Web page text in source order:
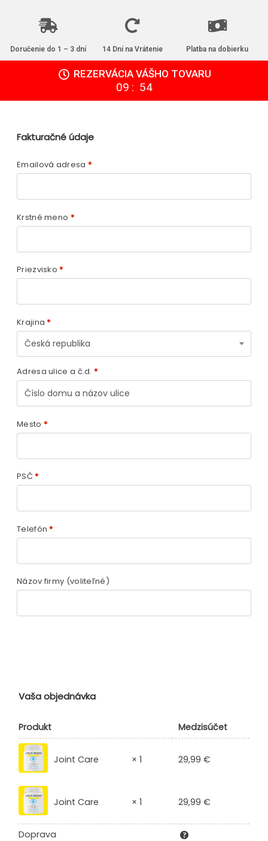
Doručenie do 1 – 3 dní 14 Dní na Vrátenie Platba na dobierku
REZERVÁCIA VÁŠHO TOVARU
09 : 54
Fakturačné údaje
Emailová adresa *
Krstné meno *
Priezvisko*
Krajina*
Česká republika
Adresa ulice a č.d. *
Mesto *
PSČ*
Telefón*
Názov firmy (voliteľné)
Vaša objednávka
Produkt Medzisúčet
Joint Care × 1 29,99 €
Joint Care × 1 29,99 €
Doprava